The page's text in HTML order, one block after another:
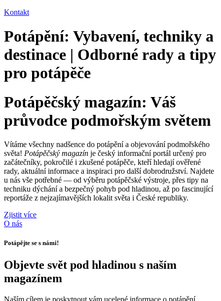
Kontakt
Potápění: Vybavení, techniky a
destinace | Odborné rady a tipy
pro potápěče
Potápěčský magazín: Váš
průvodce podmořským světem
Vítáme všechny nadšence do potápění a objevování podmořského
světa! Potápěčský magazín je český informační portál určený pro
začátečníky, pokročilé i zkušené potápěče, kteří hledají ověřené
rady, aktuální informace a inspiraci pro další dobrodružství. Najdete
u nás vše potřebné — od výběru potápěčské výstroje, přes tipy na
techniku dýchání a bezpečný pohyb pod hladinou, až po fascinující
reportáže z nejzajímavějších lokalit světa i České republiky.
Zjistit více
O nás
Potápějte se s námi!
Objevte svět pod hladinou s naším
magazínem
Naším cílem je poskytnout vám ucelené informace o potápění.